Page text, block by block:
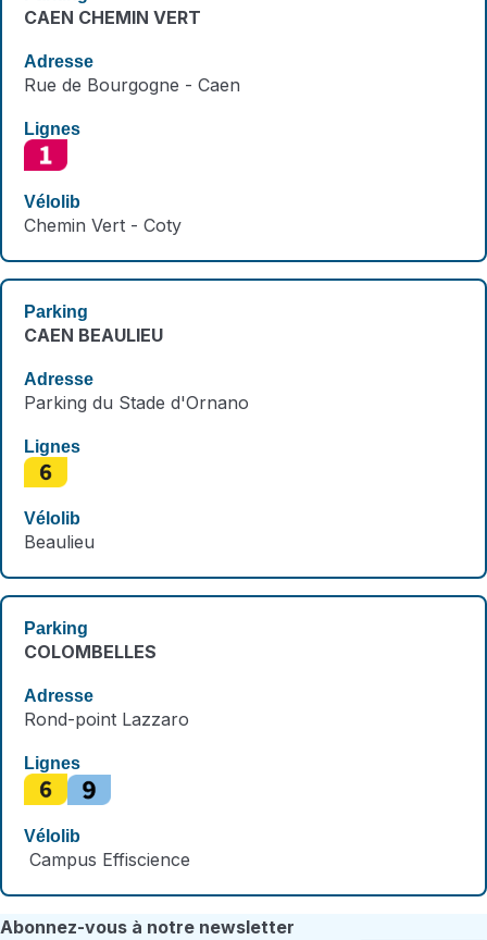
CAEN CHEMIN VERT
Rue de Bourgogne - Caen
Chemin Vert - Coty
CAEN BEAULIEU
Parking du Stade d'Ornano
Beaulieu
COLOMBELLES
Rond-point Lazzaro
Campus Effiscience
Abonnez-vous à notre newsletter